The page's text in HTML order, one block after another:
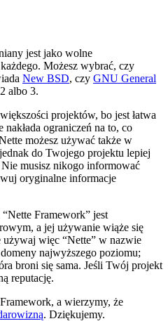
jest jako wolne
Możesz wybrać, czy
New BSD, czy GNU General
albo 3.
projektów, bo jest łatwa
ograniczeń na to, co
możesz używać także w
do Twojego projektu lepiej
musisz nikogo informować
oryginalne informacje
Framework” jest
a jej używanie wiąże się
więc “Nette” w nazwie
najwyższego poziomu;
broni się sama. Jeśli Twój projekt
reputację.
a wierzymy, że
. Dziękujemy.